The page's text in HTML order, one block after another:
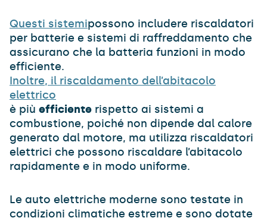
Questi sistemipossono includere riscaldatori
per batterie e sistemi di raffreddamento che
assicurano che la batteria funzioni in modo
efficiente.
Inoltre, il riscaldamento dell’abitacolo
elettrico
è più efficiente rispetto ai sistemi a
combustione, poiché non dipende dal calore
generato dal motore, ma utilizza riscaldatori
elettrici che possono riscaldare l’abitacolo
rapidamente e in modo uniforme.
Le auto elettriche moderne sono testate in
condizioni climatiche estreme e sono dotate